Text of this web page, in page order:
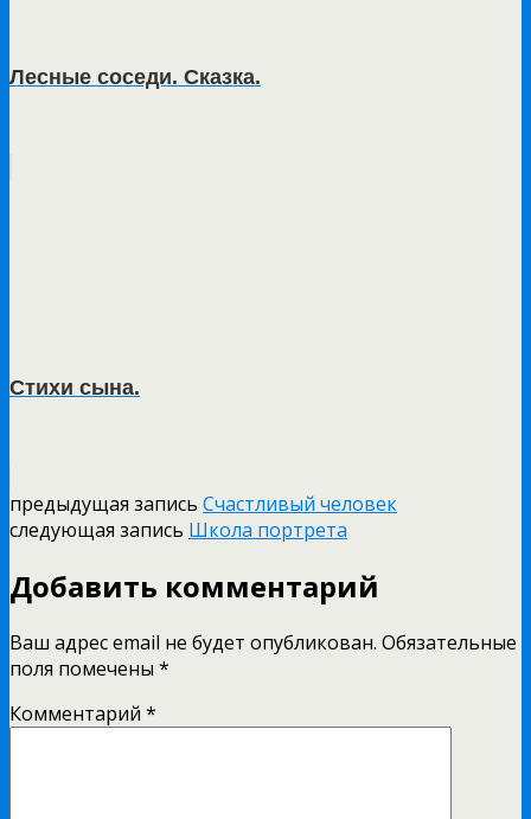
Лесные соседи. Сказка.
Стихи сына.
предыдущая запись Счастливый человек
следующая запись Школа портрета
Добавить комментарий
Ваш адрес email не будет опубликован. Обязательные
поля помечены *
Комментарий *